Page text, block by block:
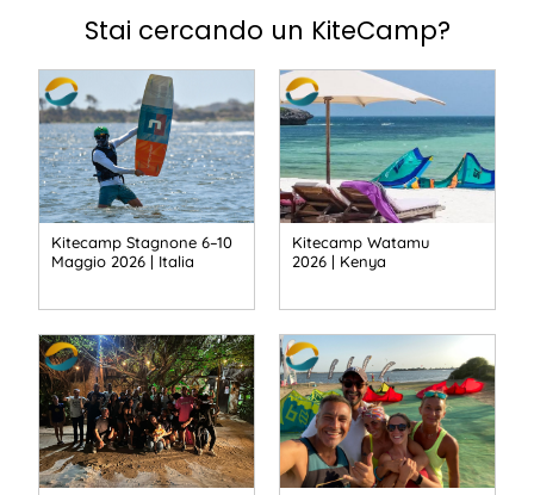
Stai cercando un KiteCamp?
Kitecamp Stagnone 6–10
Maggio 2026 | Italia
Kitecamp Watamu
2026 | Kenya